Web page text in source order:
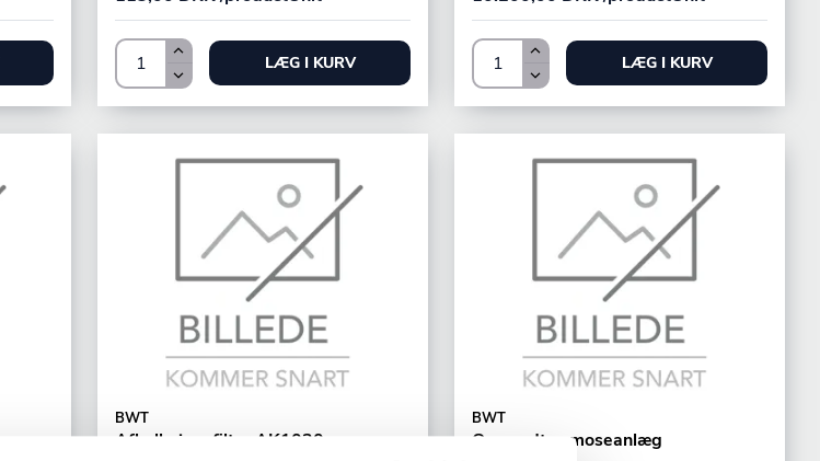
LÆG I KURV LÆG I KURV
BWT
Afkalkningsfilter AK1030
BWT
Omvendt osmoseanlæg